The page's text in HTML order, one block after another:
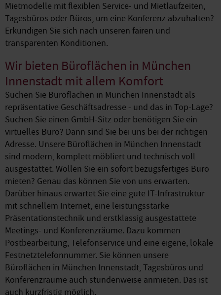
Mietmodelle mit flexiblen Service- und Mietlaufzeiten,
Tagesbüros oder Büros, um eine Konferenz abzuhalten?
Erkundigen Sie sich nach unseren fairen und
transparenten Konditionen.
Wir bieten Büroflächen in München
Innenstadt mit allem Komfort
Suchen Sie Büroflächen in München Innenstadt als
repräsentative Geschäftsadresse - und das in Top-Lage?
Suchen Sie einen GmbH-Sitz oder benötigen Sie ein
virtuelles Büro? Dann sind Sie bei uns bei der richtigen
Adresse. Unsere Büroflächen in München Innenstadt
sind modern, komplett möbliert und technisch voll
ausgestattet. Wollen Sie ein sofort bezugsfertiges Büro
mieten? Genau das können Sie von uns erwarten.
Darüber hinaus erwartet Sie eine gute IT-Infrastruktur
mit schnellem Internet, eine leistungsstarke
Präsentationstechnik und erstklassig ausgestattete
Meetings- und Konferenzräume. Dazu kommen
Postbearbeitung, Telefonservice und eine eigene, lokale
Festnetztelefonnummer. Sie können unsere
Büroflächen in München Innenstadt, Tagesbüros und
Konferenzräume auch stundenweise anmieten. Das ist
auch kurzfristig möglich.